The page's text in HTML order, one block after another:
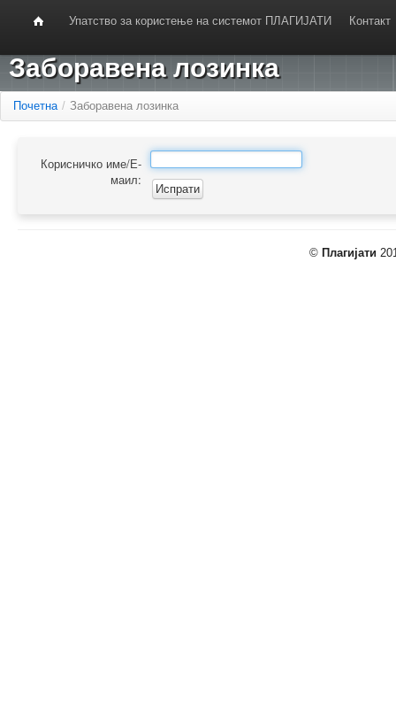
Упатство за користење на системот ПЛАГИЈАТИ Контакт
Заборавена лозинка
Почетна / Заборавена лозинка
Корисничко име/Е-
маил:
© Плагијати